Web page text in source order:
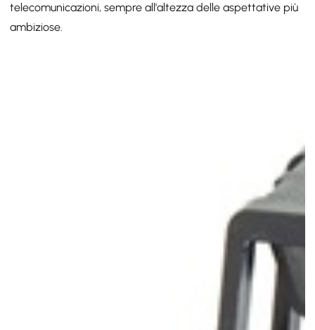
telecomunicazioni, sempre all'altezza delle aspettative più
ambiziose.